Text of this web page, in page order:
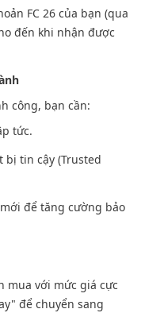
FC 26 của bạn (qua
đến khi nhận được
công, bạn cần:
tức.
bị tin cậy (Trusted
để tăng cường bảo
mua với mức giá cực
để chuyển sang